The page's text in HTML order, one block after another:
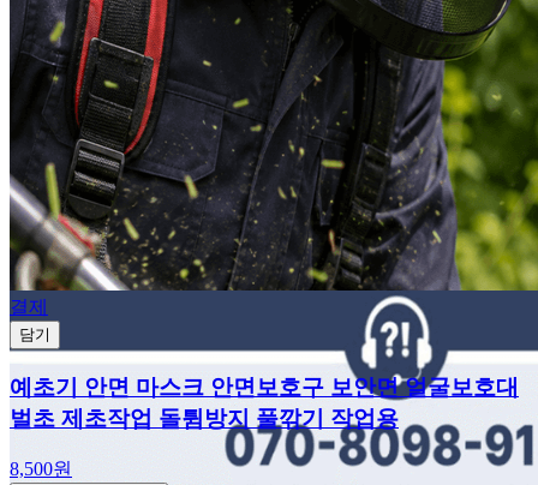
결제
담기
예초기 안면 마스크 안면보호구 보안면 얼굴보호대
벌초 제초작업 돌튐방지 풀깎기 작업용
8,500원